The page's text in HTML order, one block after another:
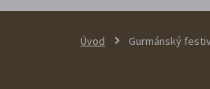
Úvod Gurmánský